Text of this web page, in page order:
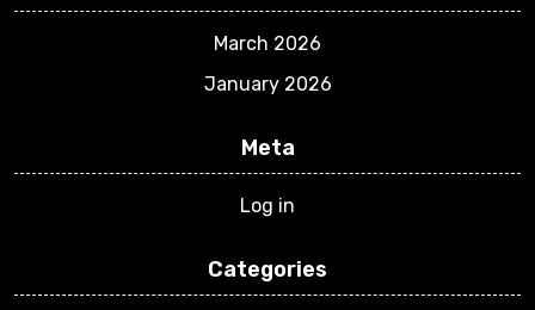
March 2026
January 2026
Meta
Log in
Categories